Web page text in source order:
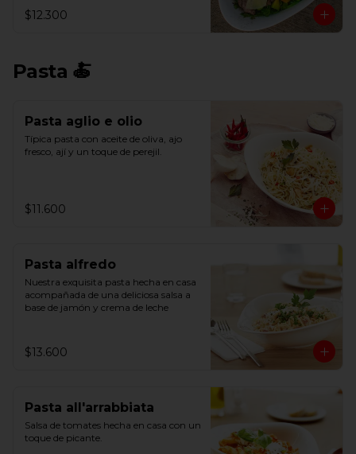
$12.300
Pasta 🍝
Pasta aglio e olio
Típica pasta con aceite de oliva, ajo
fresco, ají y un toque de perejil.
$11.600
Pasta alfredo
Nuestra exquisita pasta hecha en casa
acompañada de una deliciosa salsa a
base de jamón y crema de leche
$13.600
Pasta all'arrabbiata
Salsa de tomates hecha en casa con un
toque de picante.